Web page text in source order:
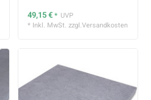
49,15 €* UVP
* Inkl. MwSt. zzgl.Versandkosten